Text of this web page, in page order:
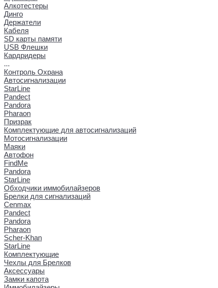
Алкотестеры
Динго
Держатели
Кабеля
SD карты памяти
USB Флешки
Кардридеры
...
Контроль Охрана
Автосигнализации
StarLine
Pandect
Pandora
Pharaon
Призрак
Комплектующие для автосигнализаций
Мотосигнализации
Маяки
Автофон
FindMe
Pandora
StarLine
Обходчики иммобилайзеров
Брелки для сигнализаций
Cenmax
Pandect
Pandora
Pharaon
Scher-Khan
StarLine
Комплектующие
Чехлы для Брелков
Аксессуары
Замки капота